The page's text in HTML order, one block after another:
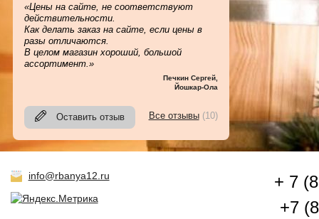
«Цены на сайте, не соответствуют
действительности.
Как делать заказ на сайте, если цены в
разы отличаются.
В целом магазин хороший, большой
ассортимент.»
Печкин Сергей,
Йошкар-Ола
Оставить отзыв Все отзывы(10)
info@rbanya12.ru
+ 7
+7